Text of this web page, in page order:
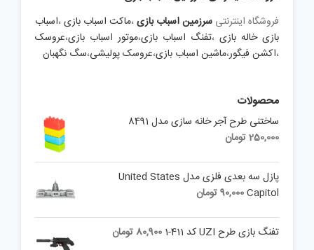
فروشگاه اینترنتی سرزمین اسباب بازی،ماکت اسباب بازی،اسباب
بازی خاله بازی ،تفنگ اسباب بازی،موتور اسباب بازی،عروسک
،اکشن فیگور،ماشین اسباب بازی،عروسک پولیشی،سگ نگهبان
محصولات
ساختنی طرح آجر خانه سازی مدل 8491
250,000تومان
پازل سه بعدی فلزی مدل United States
Capitol
90,000تومان
تفنگ بازی طرح UZI کد 411-1 80,900 تومان